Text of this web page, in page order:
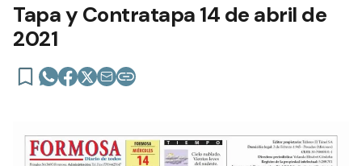
Tapa y Contratapa 14 de abril de
2021